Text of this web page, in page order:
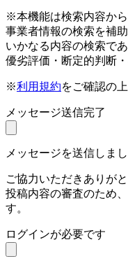
※本機能は検索内容か
事業者情報の検索を補助
いかなる内容の検索で
優劣評価・断定的判断
※利用規約をご確認の
メッセージ送信完了
メッセージを送信しまし
ご協力いただきありが
投稿内容の審査のため
す。
ログインが必要です